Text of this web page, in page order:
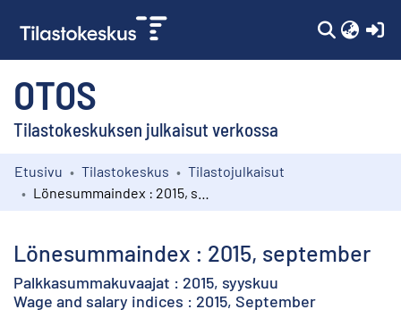
OTOS
Tilastokeskuksen julkaisut verkossa
Kokoelmat
Etusivu Tilastokeskus
Tilastojulkaisut
Lönesummaindex : 2015, september
Palkkasummakuvaajat : 2015, syyskuu
Wage and salary indices : 2015, September